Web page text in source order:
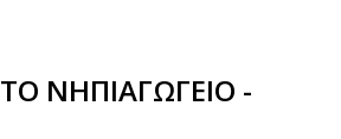
ΝΗΠΙΑΓΩΓΕΙΟ -